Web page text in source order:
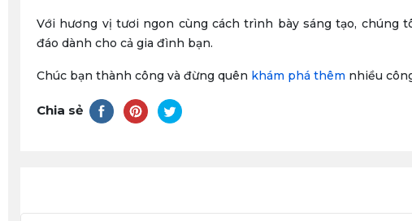
Với hương vị tươi ngon cùng cách trình bày sáng tạo, chúng
đáo dành cho cả gia đình bạn.
Chúc bạn thành công và đừng quên khám phá thêm nhiều
Chia sẻ